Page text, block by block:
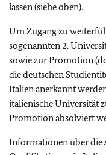
lassen (siehe oben).
Um Zugang zu
sogenannten 2.
sowie zur Promotion
die deutschen
Italien anerkannt
italienische Universität
Promotion absolviert
Informationen über die